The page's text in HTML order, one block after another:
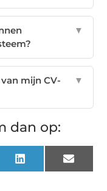
▼
mijn CV-
▼
dan op:
LinkedIn Email